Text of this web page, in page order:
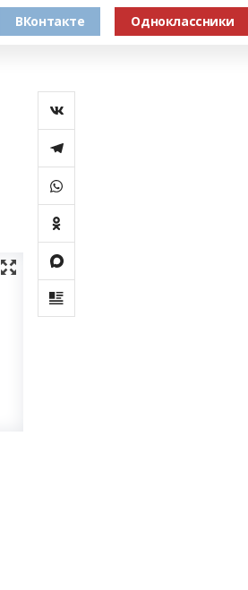
ВКонтакте Одноклассники